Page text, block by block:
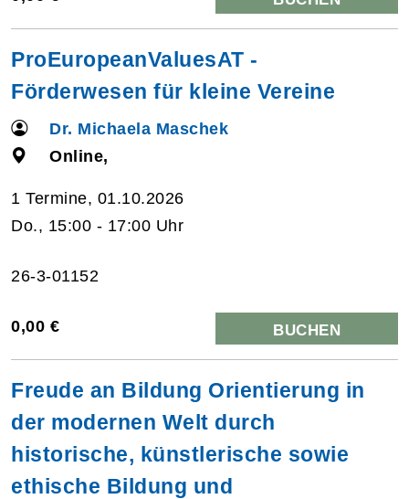
ProEuropeanValuesAT -
Förderwesen für kleine Vereine
Dr. Michaela Maschek
Online,
1 Termine, 01.10.2026
Do., 15:00 - 17:00 Uhr
26-3-01152
0,00 € BUCHEN
Freude an Bildung Orientierung in
der modernen Welt durch
historische, künstlerische sowie
ethische Bildung und